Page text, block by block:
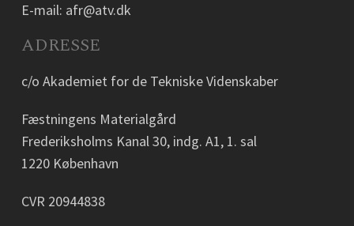
E-mail: afr@atv.dk
ADRESSE
c/o Akademiet for de Tekniske Videnskaber
Fæstningens Materialgård
Frederiksholms Kanal 30, indg. A1, 1. sal
1220 København
CVR 20944838